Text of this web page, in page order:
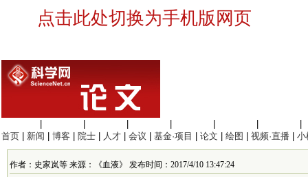
点击此处切换为手机版网页
首页
新闻 博客 院士 人才 会议 基金·项目 论文 绘图 视频·直播 小
作者：史家岚等 来源：《血液》 发布时间：2017/4/10 13:47:24